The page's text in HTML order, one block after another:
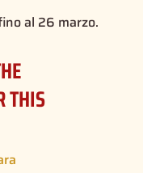
al 26 marzo.
THIS